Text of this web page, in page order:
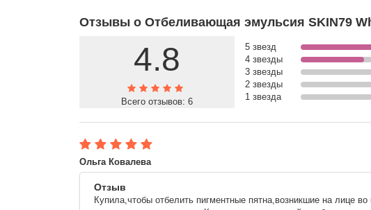
Отзывы о Отбеливающая эмульсия SKIN79
4.8
Всего отзывов: 6
5 звезд
4 звезды
3 звезды
2 звезды
1 звезда
Ольга Ковалева
Отзыв
Купила,чтобы отбелить пигментные пятна,возникшие на лице